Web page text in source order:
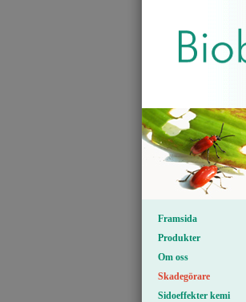
Framsida
Produkter
Om oss
Skadegörare
Sidoeffekter kemi